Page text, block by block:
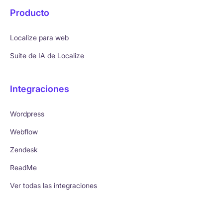
Producto
Localize para web
Suite de IA de Localize
Integraciones
Wordpress
Webflow
Zendesk
ReadMe
Ver todas las integraciones